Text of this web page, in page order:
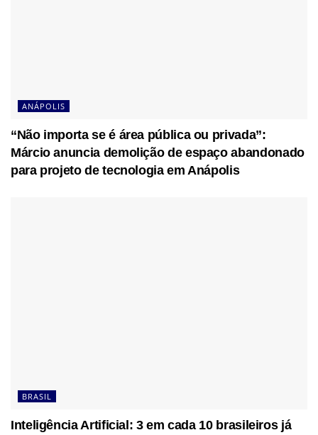
ANÁPOLIS
“Não importa se é área pública ou privada”:
Márcio anuncia demolição de espaço abandonado
para projeto de tecnologia em Anápolis
BRASIL
Inteligência Artificial: 3 em cada 10 brasileiros já